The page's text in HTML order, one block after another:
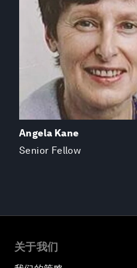
Angela Kane
Senior Fellow
关于我们